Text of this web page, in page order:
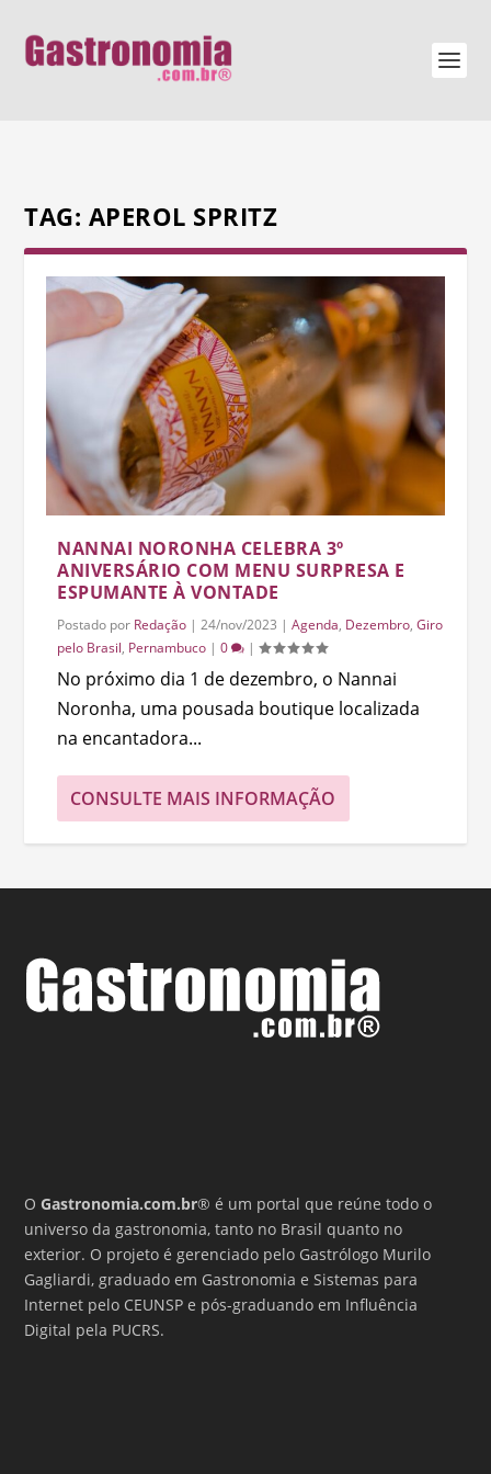
TAG: APEROL SPRITZ
NANNAI NORONHA CELEBRA 3º
ANIVERSÁRIO COM MENU SURPRESA E
ESPUMANTE À VONTADE
Postado por Redação |24/nov/2023 |Agenda, Dezembro,Giro
pelo Brasil, Pernambuco |0 |
No próximo dia 1 de dezembro, o Nannai
Noronha, uma pousada boutique localizada
na encantadora...
CONSULTE MAIS INFORMAÇÃO
OGastronomia.com.br® é um portal que reúne todo o
universo da gastronomia, tanto no Brasil quanto no
exterior. O projeto é gerenciado pelo Gastrólogo Murilo
Gagliardi, graduado em Gastronomia e Sistemas para
Internet pelo CEUNSP e pós-graduando em Influência
Digital pela PUCRS.